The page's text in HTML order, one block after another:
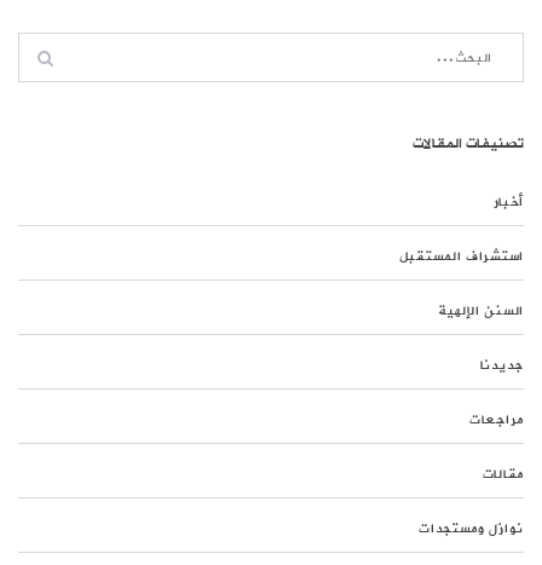
تصنيفات المقالات
أخبار
استشراف المستقبل
السنن الإلهية
جديدنا
مراجعات
مقالات
نوازل ومستجدات